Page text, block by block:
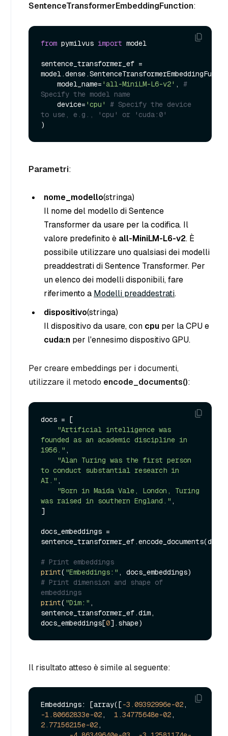
SentenceTransformerEmbeddingFunction:
from pymilvus import model
sentence_transformer_ef =
    model_name=
'all-MiniLM-L6-v2' , #
Specify the model name
    device=
'cpu'
# Specify the device
to use, e.g., 'cpu' or 'cuda:0'
Parametri:
nome_modello(stringa)
Il nome del modello di Sentence
Transformer da usare per la codifica. Il
valore predefinito è all-MiniLM-L6-v2. È
possibile utilizzare uno qualsiasi dei modelli
preaddestrati di Sentence Transformer. Per
un elenco dei modelli disponibili, fare
riferimento a Modelli preaddestrati.
dispositivo(stringa)
Il dispositivo da usare, con cpu per la CPU e
cuda:n per l'ennesimo dispositivo GPU.
Per creare embeddings per i documenti,
utilizzare il metodo encode_documents():
docs = [
"Artificial intelligence was
founded as an academic discipline in
1956." ,
"Alan Turing was the first person
to conduct substantial research in
AI." ,
"Born in Maida Vale, London, Turing
was raised in southern England." ,
]
docs_embeddings =
sentence_transformer_ef.encode_documents(docs)
# Print embeddings
print( "Embeddings:"
# Print dimension and shape of
embeddings
print( "Dim:" ,
sentence_transformer_ef.dim,
docs_embeddings[0
Il risultato atteso è simile al seguente:
Embeddings: [array([-3.09392996e-02
-1.80662833e-02, 1.34775648e-02
2.77156215e-02,